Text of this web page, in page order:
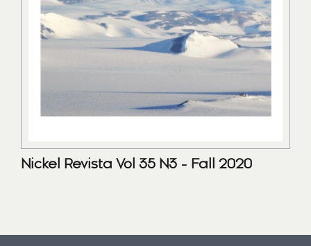
Nickel Revista Vol 35 N3 - Fall 2020